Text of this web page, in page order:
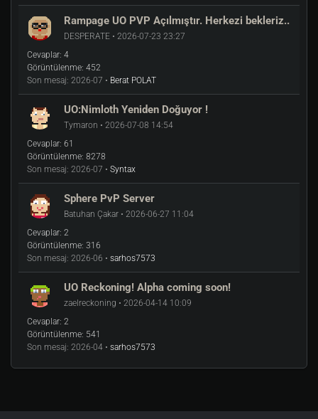
Rampage UO PVP Açılmıştır. Herkezi bekleriz..
DESPERATE • 2026-07-23 23:27
Cevaplar: 4
Görüntülenme: 452
Son mesaj: 2026-07 • Berat POLAT
UO:Nimloth Yeniden Doğuyor !
Tymaron • 2026-07-08 14:54
Cevaplar: 61
Görüntülenme: 8278
Son mesaj: 2026-07 • Syntax
Sphere PvP Server
Batuhan Çakar • 2026-06-27 11:04
Cevaplar: 2
Görüntülenme: 316
Son mesaj: 2026-06 • sarhos7573
UO Reckoning! Alpha coming soon!
zaelreckoning • 2026-04-14 10:09
Cevaplar: 2
Görüntülenme: 541
Son mesaj: 2026-04 • sarhos7573